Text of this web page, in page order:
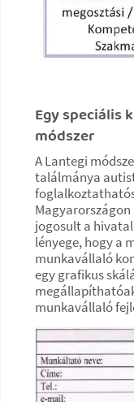
Egy speciális
módszer
A Lantegi
találmánya
jogosult a
lényege, hogy a
munkavállaló
egy grafikus
munkavállaló